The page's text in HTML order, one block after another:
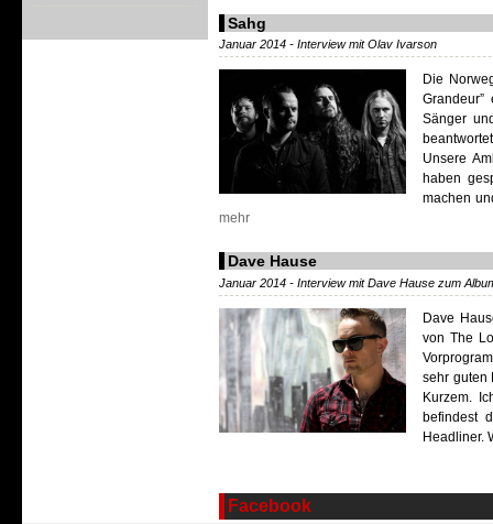
Sahg
Januar 2014 - Interview mit Olav Ivarson
Die
Sänger
Unsere
haben
machen
mehr
Dave Hause
Januar 2014 - Interview mit Dave Hause zum
Dave
von The
sehr guten
Kurzem.
befindest
Headliner.
Facebook